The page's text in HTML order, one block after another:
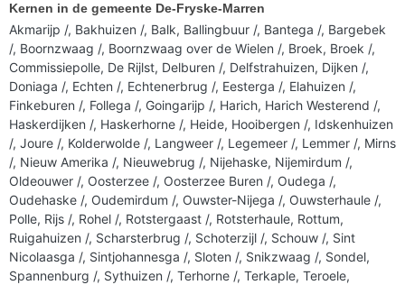
Kernen in de gemeente De-Fryske-Marren
Akmarijp /, Bakhuizen /, Balk, Ballingbuur /, Bantega /, Bargebek
/, Boornzwaag /, Boornzwaag over de Wielen /, Broek, Broek /,
Commissiepolle, De Rijlst, Delburen /, Delfstrahuizen, Dijken /,
Doniaga /, Echten /, Echtenerbrug /, Eesterga /, Elahuizen /,
Finkeburen /, Follega /, Goingarijp /, Harich, Harich Westerend /,
Haskerdijken /, Haskerhorne /, Heide, Hooibergen /, Idskenhuizen
/, Joure /, Kolderwolde /, Langweer /, Legemeer /, Lemmer /, Mirns
/, Nieuw Amerika /, Nieuwebrug /, Nijehaske, Nijemirdum /,
Oldeouwer /, Oosterzee /, Oosterzee Buren /, Oudega /,
Oudehaske /, Oudemirdum /, Ouwster-Nijega /, Ouwsterhaule /,
Polle, Rijs /, Rohel /, Rotstergaast /, Rotsterhaule, Rottum,
Ruigahuizen /, Scharsterbrug /, Schoterzijl /, Schouw /, Sint
Nicolaasga /, Sintjohannesga /, Sloten /, Snikzwaag /, Sondel,
Spannenburg /, Sythuizen /, Terhorne /, Terkaple, Teroele,